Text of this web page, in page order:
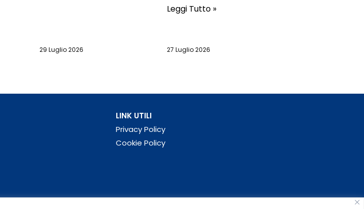
29 Luglio 2026
Leggi Tutto »
27 Luglio 2026
LINK UTILI
Privacy Policy
Cookie Policy